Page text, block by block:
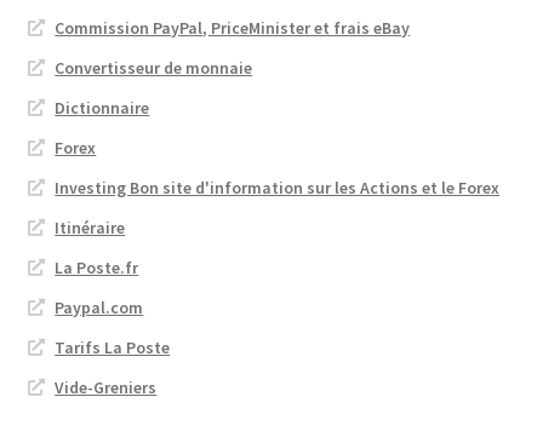
Commission PayPal, PriceMinister et frais eBay
Convertisseur de monnaie
Dictionnaire
Forex
Investing Bon site d'information sur les Actions et le Forex
Itinéraire
La Poste.fr
Paypal.com
Tarifs La Poste
Vide-Greniers